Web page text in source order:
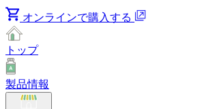
オンラインで購入する
トップ
製品情報